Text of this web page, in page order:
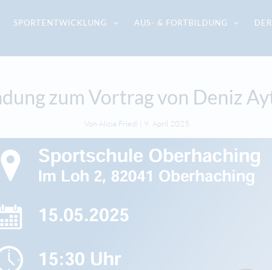
SPORTENTWICKLUNG AUS- & FORTBILDUNG
zum Vortrag von Deniz
Von Alicia Friedl 9. April 2025